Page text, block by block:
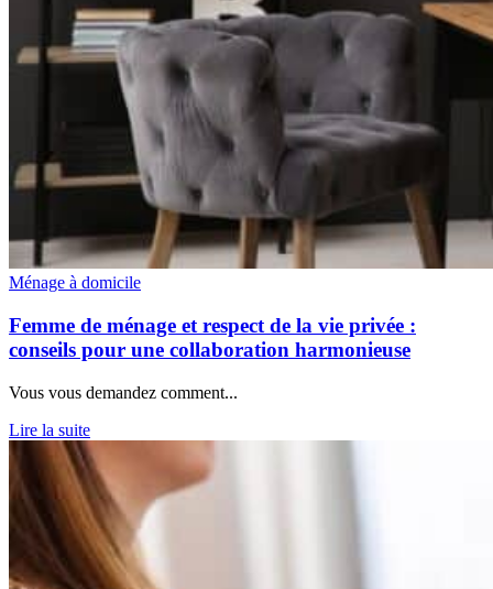
Ménage à domicile
Femme de ménage et respect de la vie privée :
conseils pour une collaboration harmonieuse
Vous vous demandez comment...
Lire la suite